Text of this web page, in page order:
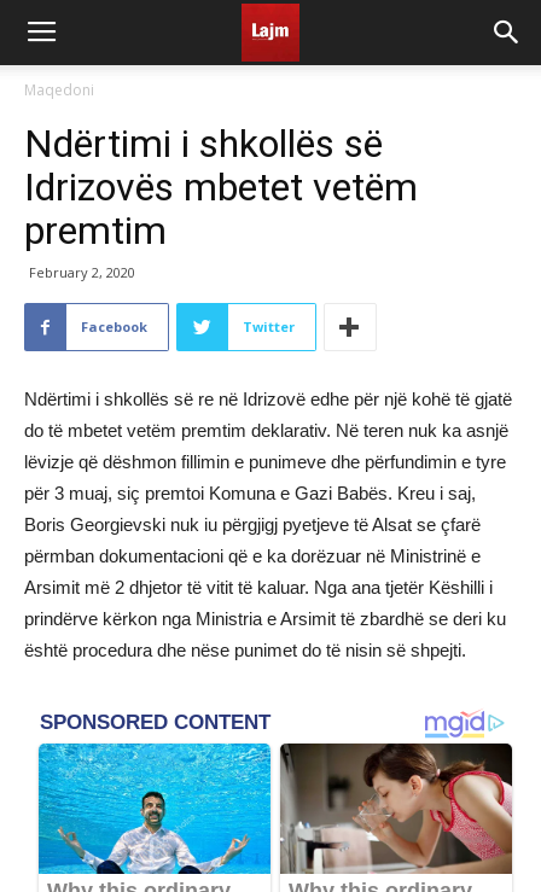
Maqedoni
Ndërtimi i shkollës së
Idrizovës mbetet vetëm
premtim
February 2, 2020
Facebook Twitter
Ndërtimi i shkollës së re në Idrizovë edhe për një kohë të gjatë
do të mbetet vetëm premtim deklarativ. Në teren nuk ka asnjë
lëvizje që dëshmon fillimin e punimeve dhe përfundimin e tyre
për 3 muaj, siç premtoi Komuna e Gazi Babës. Kreu i saj,
Boris Georgievski nuk iu përgjigj pyetjeve të Alsat se çfarë
përmban dokumentacioni që e ka dorëzuar në Ministrinë e
Arsimit më 2 dhjetor të vitit të kaluar. Nga ana tjetër Këshilli i
prindërve kërkon nga Ministria e Arsimit të zbardhë se deri ku
është procedura dhe nëse punimet do të nisin së shpejti.